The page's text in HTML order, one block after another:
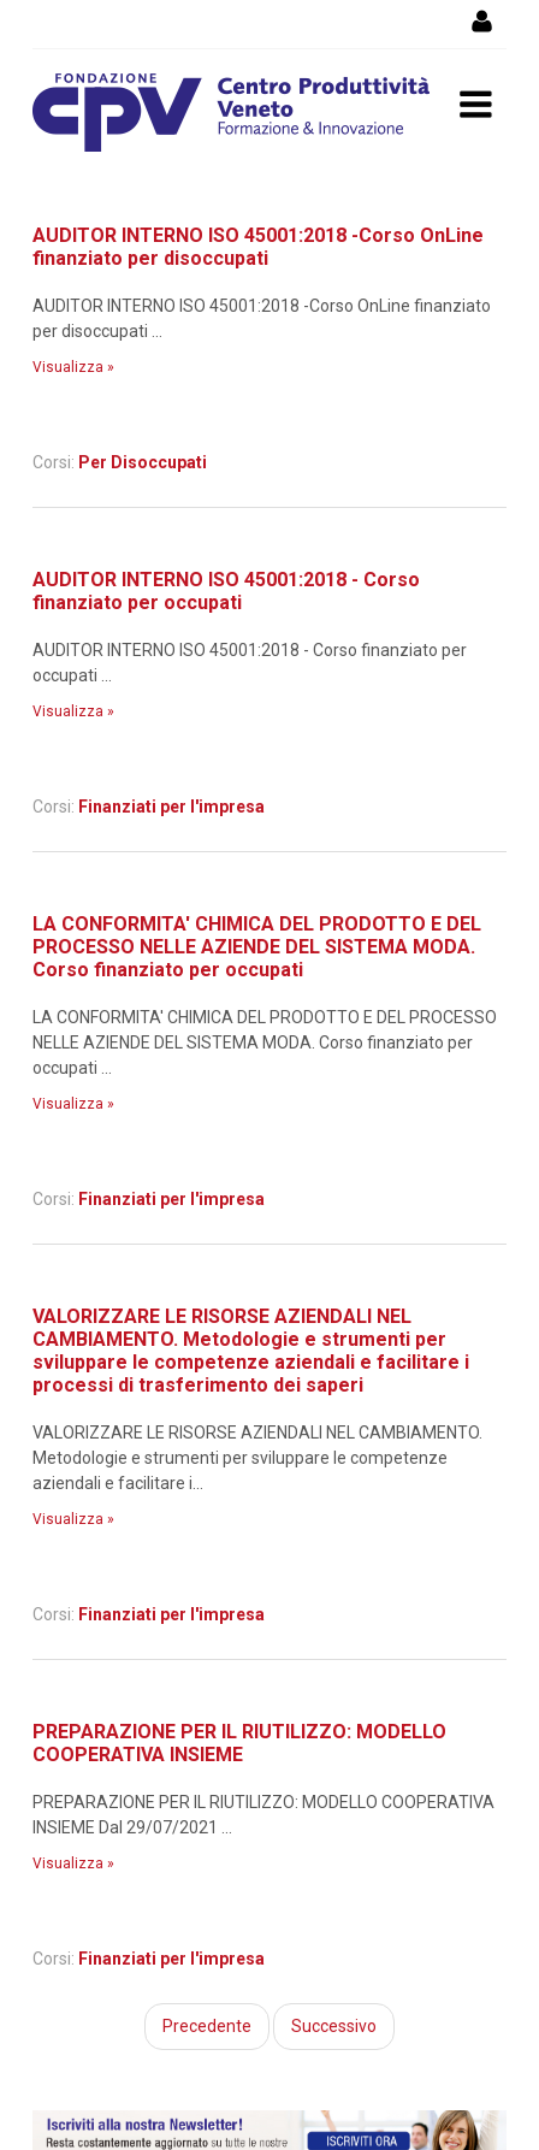
formazione
AUDITOR INTERNO ISO 45001:2018 -Corso OnLine
finanziato per disoccupati
AUDITOR INTERNO ISO 45001:2018 -Corso OnLine finanziato
per disoccupati ...
Visualizza »
Corsi: Per Disoccupati
AUDITOR INTERNO ISO 45001:2018 - Corso
finanziato per occupati
AUDITOR INTERNO ISO 45001:2018 - Corso finanziato per
occupati ...
Visualizza »
Corsi: Finanziati per l'impresa
LA CONFORMITA' CHIMICA DEL PRODOTTO E DEL
PROCESSO NELLE AZIENDE DEL SISTEMA MODA.
Corso finanziato per occupati
LA CONFORMITA' CHIMICA DEL PRODOTTO E DEL PROCESSO
NELLE AZIENDE DEL SISTEMA MODA. Corso finanziato per
occupati ...
Visualizza »
Corsi: Finanziati per l'impresa
VALORIZZARE LE RISORSE AZIENDALI NEL
CAMBIAMENTO. Metodologie e strumenti per
sviluppare le competenze aziendali e facilitare i
processi di trasferimento dei saperi
VALORIZZARE LE RISORSE AZIENDALI NEL CAMBIAMENTO.
Metodologie e strumenti per sviluppare le competenze
aziendali e facilitare i...
Visualizza »
Corsi: Finanziati per l'impresa
PREPARAZIONE PER IL RIUTILIZZO: MODELLO
COOPERATIVA INSIEME
PREPARAZIONE PER IL RIUTILIZZO: MODELLO COOPERATIVA
INSIEME Dal 29/07/2021 ...
Visualizza »
Corsi: Finanziati per l'impresa
Precedente Successivo